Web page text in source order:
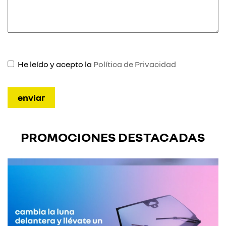
He leído y acepto la Política de Privacidad
PROMOCIONES DESTACADAS